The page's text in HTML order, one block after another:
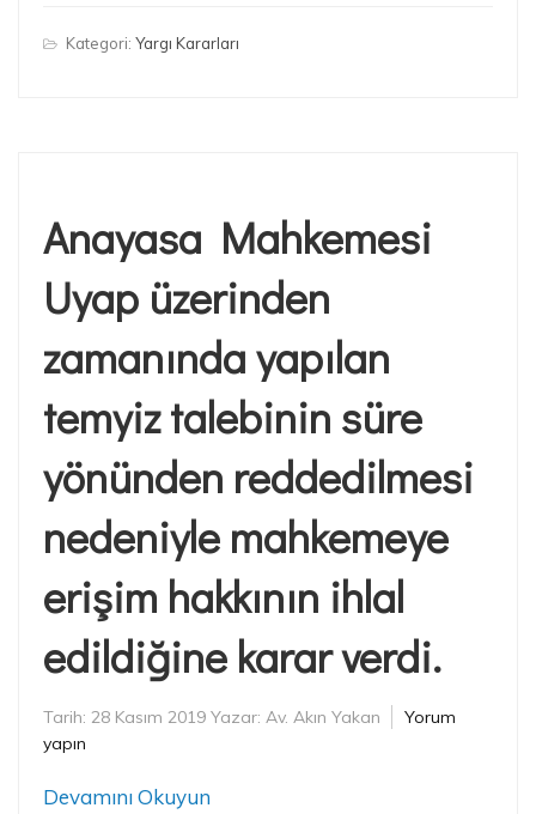
Kategori: Yargı Kararları
Anayasa Mahkemesi
Uyap üzerinden
zamanında yapılan
temyiz talebinin süre
yönünden reddedilmesi
nedeniyle mahkemeye
erişim hakkının ihlal
edildiğine karar verdi.
Tarih: 28 Kasım 2019 Yazar: Av. Akın Yakan
Yorum
yapın
Devamını Okuyun